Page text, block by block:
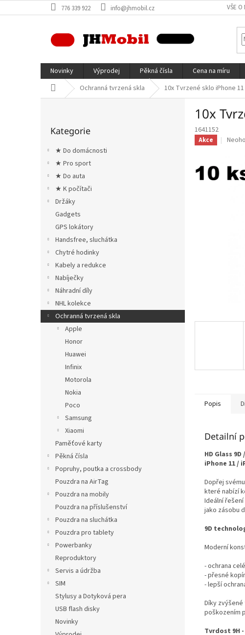
na
776 339 922 info@jhmobil.cz VŠE O
Novinky Výprodej Pěkná čísla Cena na míru
Domů Ochranná tvrzená skla 10x Tvrzené sklo iPhone 11
kategorie
Kategorie
★ Do domácnosti
★ Pro sport
★ Do auta
★ K počítači
Držáky
Gadgets
GPS lokátory
Handsfree, sluchátka
Chytré hodinky
Kabely a redukce
Nabíječky
Náhradní díly
NHL kolekce
Ochranná tvrzená skla
Apple
Honor
Huawei
Infinix
Motorola
Nokia
Poco
Samsung
Xiaomi
Paměťové karty
Pěkná čísla
Popruhy, poutka a crossbody
Pouzdra na AirTag
Pouzdra na mobily
Pouzdra na příslušenství
Pouzdra na sluchátka
Pouzdra pro tablety
Powerbanky
Reproduktory
Servis a údržba
SIM
Stylusy a Dotyková pera
USB flash disky
Novinky
10x
1641152
Akce
je
0,0
Popis
Detailní
HD Glass
iPhone 11 /
Dopřej
které nabízí
Ideální
jako zásobu
9D
Moderní
- ochrana
- přesné
- lepší
Díky
poškozením
Tvrdost 9H